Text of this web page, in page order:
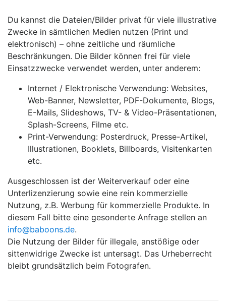
Du kannst die Dateien/Bilder privat für viele illustrative
Zwecke in sämtlichen Medien nutzen (Print und
elektronisch) – ohne zeitliche und räumliche
Beschränkungen. Die Bilder können frei für viele
Einsatzzwecke verwendet werden, unter anderem:
Internet / Elektronische Verwendung: Websites,
Web-Banner, Newsletter, PDF-Dokumente, Blogs,
E-Mails, Slideshows, TV- & Video-Präsentationen,
Splash-Screens, Filme etc.
Print-Verwendung: Posterdruck, Presse-Artikel,
Illustrationen, Booklets, Billboards, Visitenkarten
etc.
Ausgeschlossen ist der Weiterverkauf oder eine
Unterlizenzierung sowie eine rein kommerzielle
Nutzung, z.B. Werbung für kommerzielle Produkte. In
diesem Fall bitte eine gesonderte Anfrage stellen an
info@baboons.de.
Die Nutzung der Bilder für illegale, anstößige oder
sittenwidrige Zwecke ist untersagt. Das Urheberrecht
bleibt grundsätzlich beim Fotografen.